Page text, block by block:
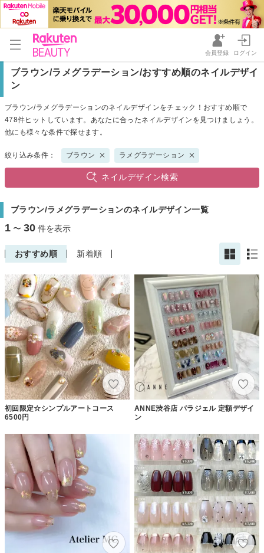
会員登録 ログイン
ブラウン/ラメグラデーション/おすすめ順のネイルデザイ
ン
ブラウン/ラメグラデーションのネイルデザインをチェック！おすすめ順で
478件ヒットしています。あなたに合ったネイルデザインを見つけましょう。
他にも様々な条件で探せます。
絞り込み条件： ブラウン ラメグラデーション
ネイルデザイン検索
ブラウン/ラメグラデーションのネイルデザイン一覧
1 〜 30 件を表示
おすすめ順 新着順
初回限定☆シンプルアートコース
6500円
ANNE渋谷店 パラジェル 定額デザイ
ン